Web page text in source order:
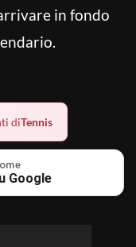
in fondo
diTennis
Google